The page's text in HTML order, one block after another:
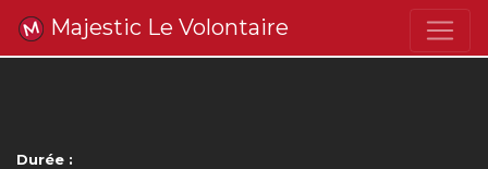
Majestic Le Volontaire
Durée :